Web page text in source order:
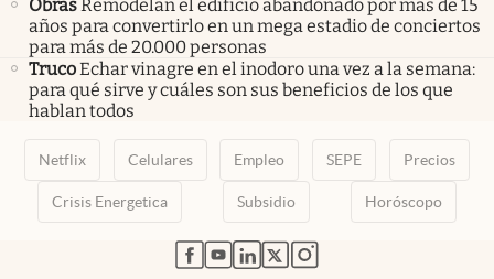
ObrasRemodelan el edificio abandonado por más de 15
años para convertirlo en un mega estadio de conciertos
para más de 20.000 personas
TrucoEchar vinagre en el inodoro una vez a la semana:
para qué sirve y cuáles son sus beneficios de los que
hablan todos
Netflix Celulares Empleo SEPE Precios
Crisis Energetica Subsidio Horóscopo
abre en nueva pestaña
abre en nueva pestaña
abre en nueva pestaña
abre en nueva pestaña
abre en nueva pestaña